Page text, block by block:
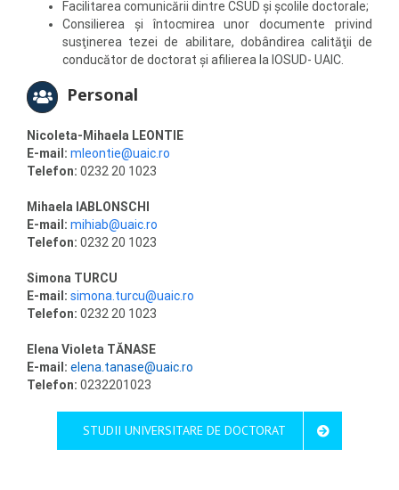
Facilitarea comunicării dintre CSUD şi şcolile doctorale;
Consilierea şi întocmirea unor documente privind
susţinerea tezei de abilitare, dobândirea calităţii de
conducător de doctorat şi afilierea la IOSUD- UAIC.
Personal
Nicoleta-Mihaela LEONTIE
E-mail: mleontie@uaic.ro
Telefon: 0232 20 1023
Mihaela IABLONSCHI
E-mail: mihiab@uaic.ro
Telefon: 0232 20 1023
Simona TURCU
E-mail: simona.turcu@uaic.ro
Telefon: 0232 20 1023
Elena Violeta TĂNASE
E-mail: elena.tanase@uaic.ro
Telefon: 0232201023
STUDII UNIVERSITARE DE DOCTORAT